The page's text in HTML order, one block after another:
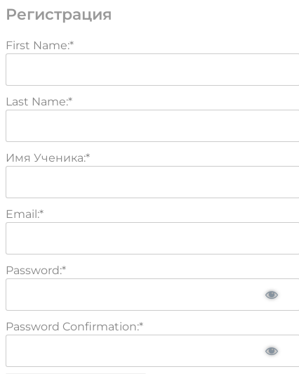
Регистрация
First Name:*
Last Name:*
Имя Ученика:*
Email:*
Password:*
Password Confirmation:*